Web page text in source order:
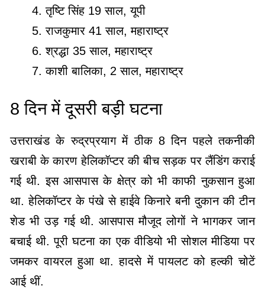
तृष्टि सिंह 19 साल, यूपी
राजकुमार 41 साल, महाराष्ट्र
श्रद्धा 35 साल, महाराष्ट्र
काशी बालिका, 2 साल, महाराष्ट्र
8 दिन में दूसरी बड़ी घटना
उत्तराखंड के रुद्रप्रयाग में ठीक 8 दिन पहले तकनीकी
खराबी के कारण हेलिकॉप्टर की बीच सड़क पर लैंडिंग कराई
गई थी. इस आसपास के क्षेत्र को भी काफी नुकसान हुआ
था. हेलिकॉप्टर के पंखे से हाईवे किनारे बनी दुकान की टीन
शेड भी उड़ गई थी. आसपास मौजूद लोगों ने भागकर जान
बचाई थी. पूरी घटना का एक वीडियो भी सोशल मीडिया पर
जमकर वायरल हुआ था. हादसे में पायलट को हल्की चोटें
आई थीं.